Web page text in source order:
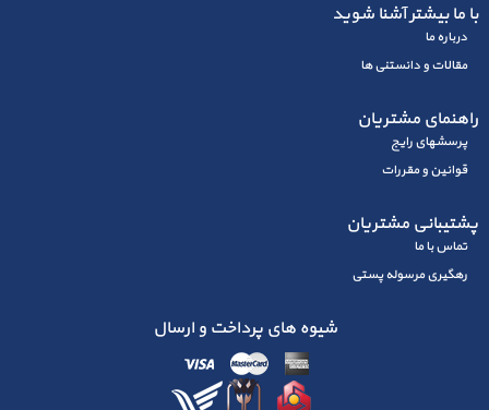
با ما بیشتر آشنا شوید
درباره ما
مقالات و دانستنی ها
راهنمای مشتریان
پرسشهای رايج
قوانین و مقررات
پشتیبانی مشتریان
تماس با ما
رهگیری مرسوله پستی
شیوه های پرداخت و ارسال